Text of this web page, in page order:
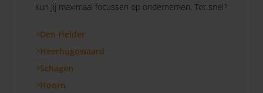
kun jij maximaal focussen op ondernemen. Tot snel?
Den Helder
Heerhugowaard
Schagen
Hoorn